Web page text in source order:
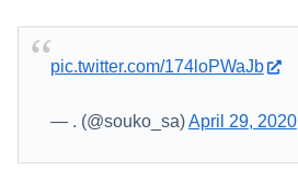
pic.twitter.com/174loPWaJb
— . (@souko_sa)April 29, 2020